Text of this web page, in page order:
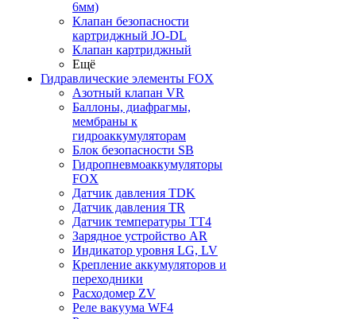
6мм)
Клапан безопасности
картриджный JO-DL
Клапан картриджный
Ещё
Гидравлические элементы FOX
Азотный клапан VR
Баллоны, диафрагмы,
мембраны к
гидроаккумуляторам
Блок безопасности SB
Гидропневмоаккумуляторы
FOX
Датчик давления TDK
Датчик давления TR
Датчик температуры TT4
Зарядное устройство AR
Индикатор уровня LG, LV
Крепление аккумуляторов и
переходники
Расходомер ZV
Реле вакуума WF4